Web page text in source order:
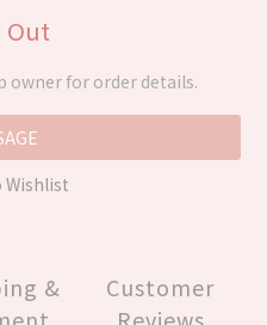
Out
owner for order details.
Wishlist
&
Customer